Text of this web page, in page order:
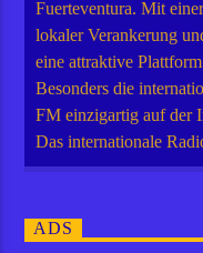
Fuerteventura. Mit
lokaler Verankerung
eine attraktive
Besonders die
FM einzigartig auf der
Das internationale
ADS